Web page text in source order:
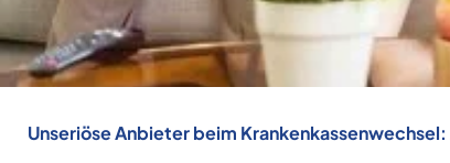
Unseriöse Anbieter beim